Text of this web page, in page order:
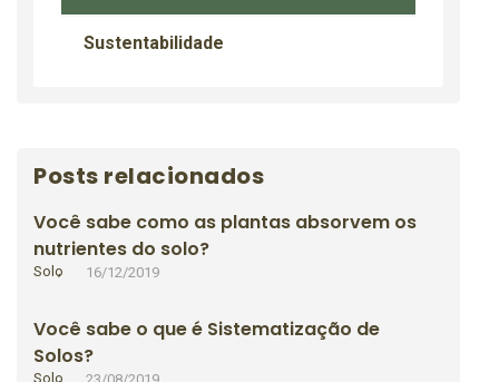
Sustentabilidade
Posts relacionados
Você sabe como as plantas absorvem os
nutrientes do solo?
Solo 16/12/2019
Você sabe o que é Sistematização de
Solos?
Solo